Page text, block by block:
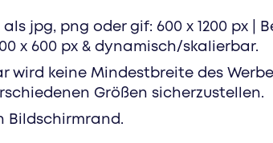
jpg, png oder gif: 600 x 1200 px |
x 600 px & dynamisch/skalierbar.
wird keine Mindestbreite des
Größen sicherzustellen.
Bildschirmrand.